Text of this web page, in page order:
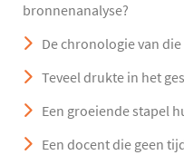
bronnenanalyse?
De chronologie van
Teveel drukte in het
Een groeiende stapel
Een docent die geen